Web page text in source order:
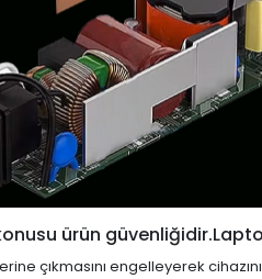
ürün
çıkmasını engelleyerek